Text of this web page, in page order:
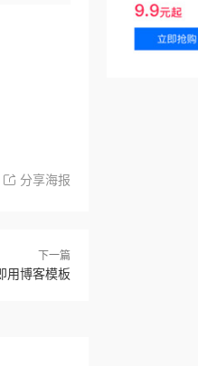
分享海报
下一篇
用博客模板